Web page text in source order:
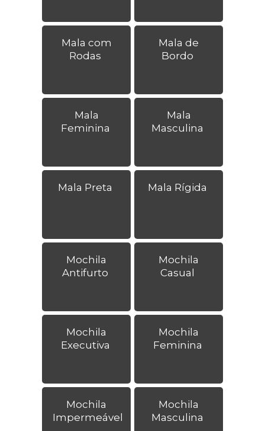
Mala com
Rodas
Mala de
Bordo
Mala
Feminina
Mala
Masculina
Mala Preta Mala Rígida
Mochila
Antifurto
Mochila
Casual
Mochila
Executiva
Mochila
Feminina
Mochila
Impermeável
Mochila
Masculina